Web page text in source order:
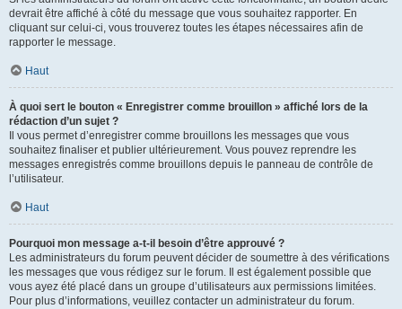
devrait être affiché à côté du message que vous souhaitez rapporter. En
cliquant sur celui-ci, vous trouverez toutes les étapes nécessaires afin de
rapporter le message.
Haut
À quoi sert le bouton « Enregistrer comme brouillon » affiché lors de la
rédaction d’un sujet ?
Il vous permet d’enregistrer comme brouillons les messages que vous
souhaitez finaliser et publier ultérieurement. Vous pouvez reprendre les
messages enregistrés comme brouillons depuis le panneau de contrôle de
l’utilisateur.
Haut
Pourquoi mon message a-t-il besoin d’être approuvé ?
Les administrateurs du forum peuvent décider de soumettre à des vérifications
les messages que vous rédigez sur le forum. Il est également possible que
vous ayez été placé dans un groupe d’utilisateurs aux permissions limitées.
Pour plus d’informations, veuillez contacter un administrateur du forum.